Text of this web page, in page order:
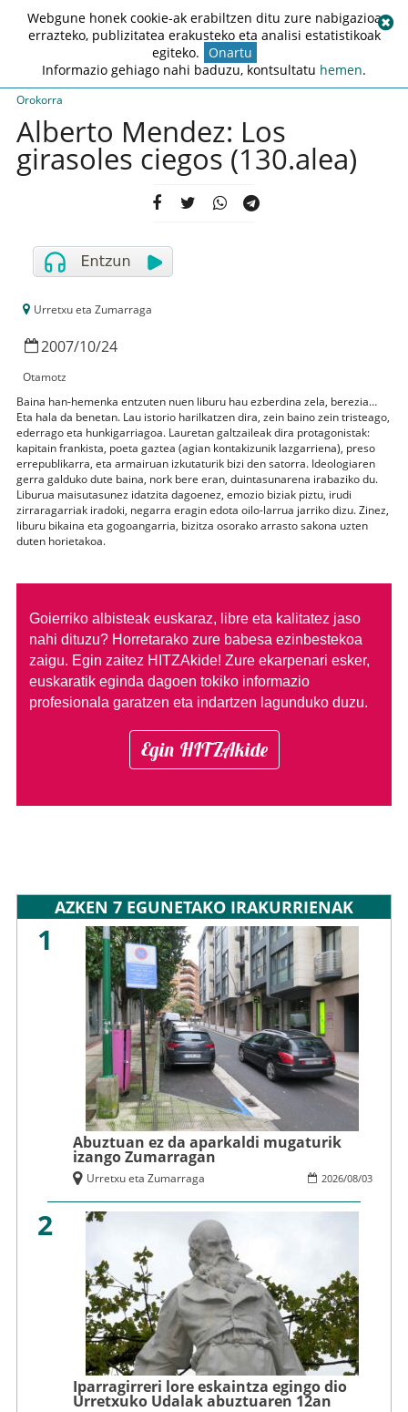
Orokorra
Alberto Mendez: Los
girasoles ciegos (130.alea)
Urretxu eta Zumarraga
2007/10/24
Otamotz
Baina han-hemenka entzuten nuen liburu hau ezberdina zela, berezia…
Eta hala da benetan. Lau istorio harilkatzen dira, zein baino zein tristeago,
ederrago eta hunkigarriagoa. Lauretan galtzaileak dira protagonistak:
kapitain frankista, poeta gaztea (agian kontakizunik lazgarriena), preso
errepublikarra, eta armairuan izkutaturik bizi den satorra. Ideologiaren
gerra galduko dute baina, nork bere eran, duintasunarena irabaziko du.
Liburua maisutasunez idatzita dagoenez, emozio biziak piztu, irudi
zirraragarriak iradoki, negarra eragin edota oilo-larrua jarriko dizu. Zinez,
liburu bikaina eta gogoangarria, bizitza osorako arrasto sakona uzten
duten horietakoa.
Goierriko albisteak euskaraz, libre eta kalitatez jaso
nahi dituzu? Horretarako zure babesa ezinbestekoa
zaigu. Egin zaitez HITZAkide! Zure ekarpenari esker,
euskaratik eginda dagoen tokiko informazio
profesionala garatzen eta indartzen lagunduko duzu.
Egin HITZAkide
AZKEN 7 EGUNETAKO IRAKURRIENAK
1
Abuztuan ez da aparkaldi mugaturik
izango Zumarragan
2026/08/03
Urretxu eta Zumarraga
2
Iparragirreri lore eskaintza egingo dio
Urretxuko Udalak abuztuaren 12an
Webgune honek cookie-ak erabiltzen ditu zure nabigazioa
errazteko, publizitatea erakusteko eta analisi estatistikoak
egiteko. Onartu
Informazio gehiago nahi baduzu, kontsultatu hemen.